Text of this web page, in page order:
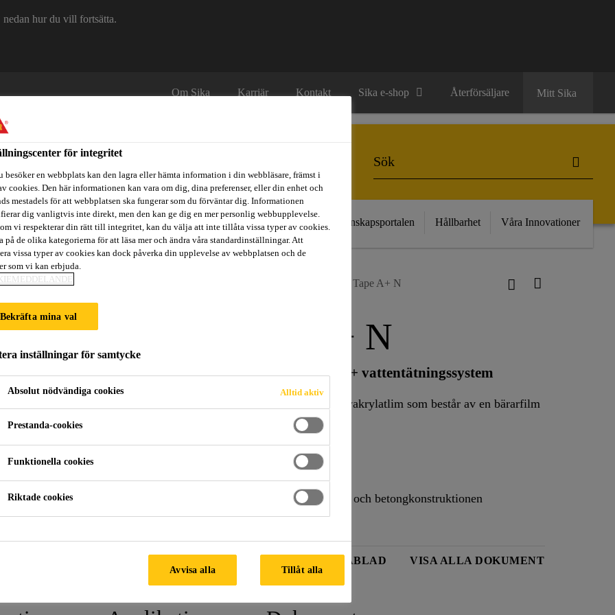
hur du vill fortsätta.
Om Sika Karriär Kontakt Sika e-shop Återförsäljare Mitt Sika
Referenser Teknisk Support Föreskrivare / Arkitekt Kunskapsportalen Hållbarhet Våra Innovationer
lösningar SikaProof® Tape A+ N
SikaProof® Tape A+ N
Självhäftande tejp för skarvning av SikaProof® A+ vattentätningssystem
SikaProof® Tape A+ N är en självhäftande tejp baserat på polyakrylatlim som består av en bärarfilm
och en avdragbar skyddsfilm.
Ingen vattenvandring kan ske mellan SikaProof® systemet och betongkonstruktionen
Hög vidhäftningsförmåga i fuktiga förhållanden
PRODUKTDATABLAD VISA ALLA DOKUMENT
för integritet
besöker en webbplats kan den lagra eller hämta information i din webbläsare, främst i
cookies. Den här informationen kan vara om dig, dina preferenser, eller din enhet och
mestadels för att webbplatsen ska fungerar som du förväntar dig. Informationen
dig vanligtvis inte direkt, men den kan ge dig en mer personlig webbupplevelse.
vi respekterar din rätt till integritet, kan du välja att inte tillåta vissa typer av cookies.
på de olika kategorierna för att läsa mer och ändra våra standardinställningar. Att
vissa typer av cookies kan dock påverka din upplevelse av webbplatsen och de
som vi kan erbjuda.
Bekräfta mina val
inställningar för samtycke
Absolut nödvändiga cookies Alltid aktiv
Prestanda-cookies
Funktionella cookies
Riktade cookies
Avvisa alla Tillåt alla